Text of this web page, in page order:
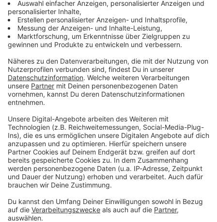
Zum Newsletter anmelden
Du möchtest uns etwas sagen?
Studio Hotline
Kontaktformular
Sprachnachricht
© dpa-infocom, dpa:260607-930-187454/1